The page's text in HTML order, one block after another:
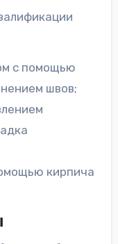
с помощью
швов;
кирпича